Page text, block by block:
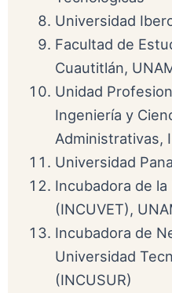
Universidad
Facultad de
Cuautitlán,
Unidad
Ingeniería y
Administrativas,
Universidad
Incubadora de
(INCUVET),
Incubadora de
Universidad
(INCUSUR)